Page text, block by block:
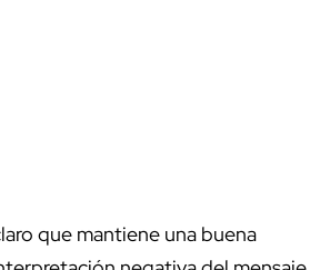
que mantiene una buena